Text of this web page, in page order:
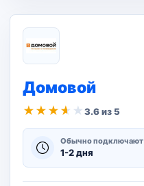
Домовой
★ ★ ★ ★ ★3.6 из 5
Обычно подключают
1-2 дня